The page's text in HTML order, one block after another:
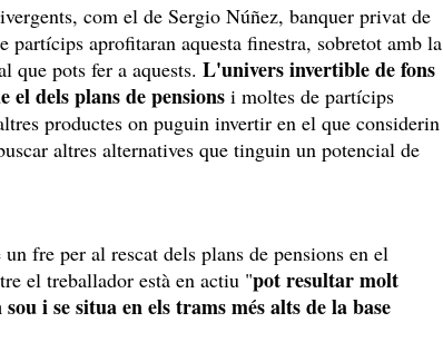
com el de Sergio Núñez, banquer privat de
aprofitaran aquesta finestra, sobretot amb la
que pots fer a aquests. L'univers invertible de fons
el dels plans de pensions i moltes de partícips
productes on puguin invertir en el que considerin
altres alternatives que tinguin un potencial de
fre per al rescat dels plans de pensions en el
el treballador està en actiu "pot resultar molt
i se situa en els trams més alts de la base